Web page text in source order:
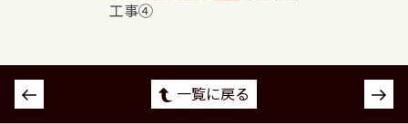
工事④
投
稿
一覧に戻る